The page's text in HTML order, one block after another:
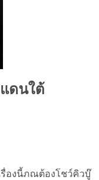
ดนใต้
องนี้ภณต้องโชว์คิวบู๊